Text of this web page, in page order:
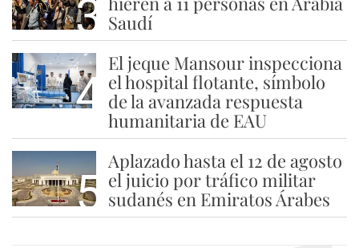
3 Saudí
4
El jeque Mansour inspecciona
el hospital flotante, símbolo
de la avanzada respuesta
humanitaria de EAU
5
Aplazado hasta el 12 de agosto
el juicio por tráfico militar
sudanés en Emiratos Árabes